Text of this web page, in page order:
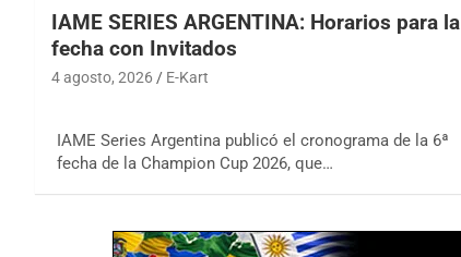
IAME SERIES ARGENTINA: Horarios para la
fecha con Invitados
4 agosto, 2026 E-Kart
IAME Series Argentina publicó el cronograma de la 6ª
fecha de la Champion Cup 2026, que…